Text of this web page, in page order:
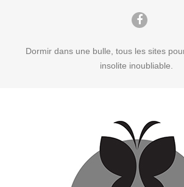
Dormir dans une bulle, tous les sites
insolite inoubliable.